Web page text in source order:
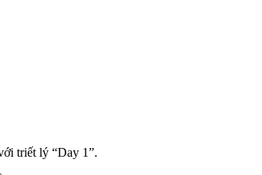
triết lý “Day 1”.